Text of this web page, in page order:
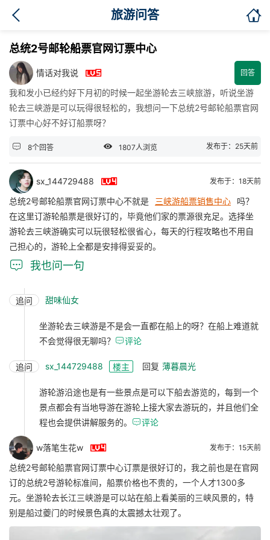
旅游问答 
总统2号邮轮船票官网订票中心
情话对我说  回答
我和发小已经约好下月初的时候一起坐游轮去三峡旅游，听说坐游
轮去三峡游是可以玩得很轻松的，我想问一下总统2号邮轮船票官网
订票中心好不好订船票呀？
 8个回答  1807人浏览 发布于：25天前
sx_144729488  发布于：18天前
总统2号邮轮船票官网订票中心不就是 三峡游船票销售中心
吗？
在这里订游轮船票是很好订的，毕竟他们家的票源很充足。选择坐
游轮去三峡游确实可以玩很轻松很省心，每天的行程攻略也不用自
己担心的，游轮上全都是安排得妥妥的。
 我也问一句
追问 甜味仙女
坐游轮去三峡游是不是会一直都在船上的呀？在船上难道就
不会觉得很无聊吗？ 评论
追问 sx_144729488 楼主 回复 薄暮晨光
游轮游沿途也是有一些景点是可以下船去游览的，每到一个
景点都会有当地导游在游轮上接大家去游玩的，并且他们全
程也会提供讲解服务的。 评论
w落笔生花w  发布于：15天前
总统2号邮轮船票官网订票中心订票是很好订的，我之前也是在官网
订的总统2号游轮标准间，船票价格也不贵的，一个人才1300多
元。坐游轮去长江三峡游是可以站在船上看美丽的三峡风景的，特
别是船过夔门的时候景色真的太震撼太壮观了。